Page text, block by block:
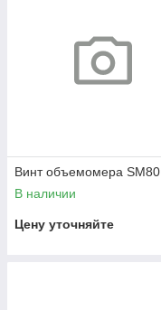
Винт объемомера SM80
В наличии
Цену уточняйте